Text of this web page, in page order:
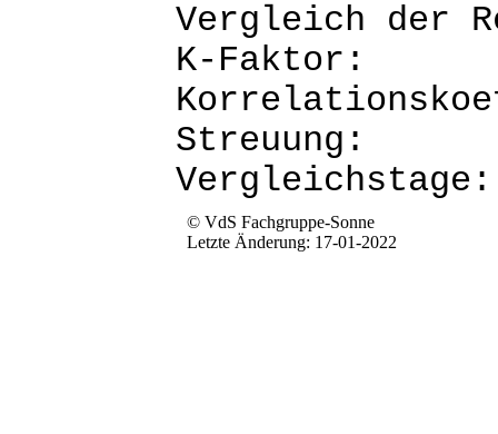
Vergleich der
K-
© VdS Fachgruppe-Sonne
Letzte Änderung: 17-01-2022